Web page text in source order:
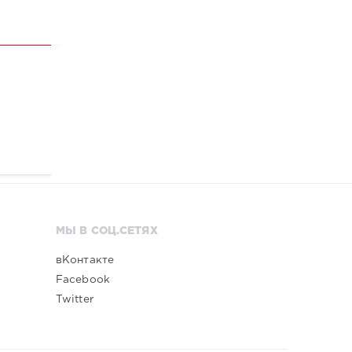
МЫ В СОЦ.СЕТЯХ
вКонтакте
Facebook
Twitter